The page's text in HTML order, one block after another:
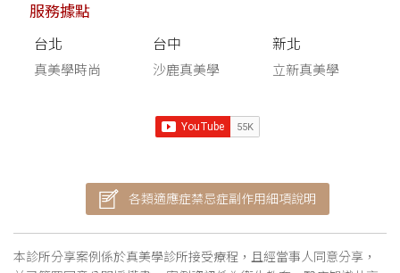
服務據點
台北
真美學時尚
台中
沙鹿真美學
新北
立新真美學
各類適應症禁忌症副作用細項說明
本診所分享案例係於真美學診所接受療程，且經當事人同意分享，